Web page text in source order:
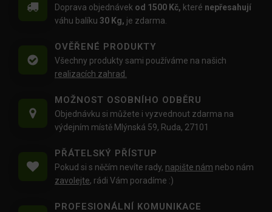
Doprava objednávek od 1500 Kč, které nepřesahují
váhu balíku 30 Kg, je zdarma.
OVĚŘENÉ PRODUKTY
Všechny produkty sami používáme na našich
realizacích zahrad.
MOŽNOST OSOBNÍHO ODBĚRU
Objednávku si můžete i vyzvednout zdarma na
výdejním místě Mlýnská 59, Ruda, 27101
PŘÁTELSKÝ PŘÍSTUP
Pokud si s něčím nevíte rady, napište nám nebo nám
zavolejte, rádi Vám poradíme :)
PROFESIONÁLNÍ KOMUNIKACE